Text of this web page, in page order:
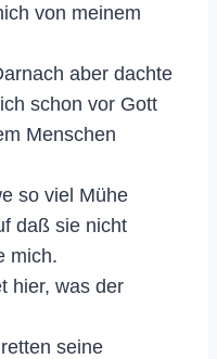
von meinem
aber dachte
schon vor Gott
Menschen
so viel Mühe
daß sie nicht
mich.
hier, was der
seine